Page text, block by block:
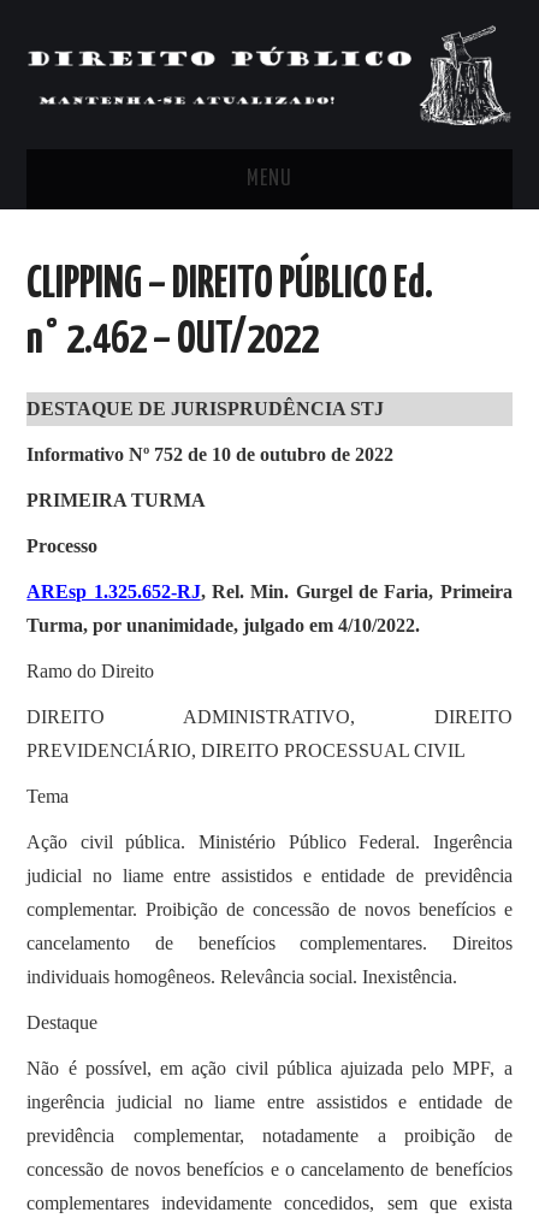
MENU
ARTIGOS, COMENTÁRIOS E PONTOS
CLIPPING’S
SOBRE
CLIPPING – DIREITO PÚBLICO Ed.
n° 2.462 – OUT/2022
DESTAQUE DE JURISPRUDÊNCIA STJ
Informativo Nº 752 de 10 de outubro de 2022
PRIMEIRA TURMA
Processo
AREsp 1.325.652-RJ, Rel. Min. Gurgel de Faria, Primeira
Turma, por unanimidade, julgado em 4/10/2022.
Ramo do Direito
DIREITO ADMINISTRATIVO, DIREITO
PREVIDENCIÁRIO, DIREITO PROCESSUAL CIVIL
Tema
Ação civil pública. Ministério Público Federal. Ingerência
judicial no liame entre assistidos e entidade de previdência
complementar. Proibição de concessão de novos benefícios e
cancelamento de benefícios complementares. Direitos
individuais homogêneos. Relevância social. Inexistência.
Destaque
Não é possível, em ação civil pública ajuizada pelo MPF, a
ingerência judicial no liame entre assistidos e entidade de
previdência complementar, notadamente a proibição de
concessão de novos benefícios e o cancelamento de benefícios
complementares indevidamente concedidos, sem que exista